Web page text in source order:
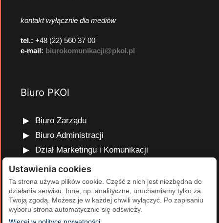
kontakt wyłącznie dla mediów
tel.: +48 (22) 560 37 00
e-mail: biurokomunikacji@pkol.pl
Biuro PKOl
Biuro Zarządu
Biuro Administracji
Dział Marketingu i Komunikacji
Dział Edukacji Olimpijskiej
Dział Finansów i Kadr
Dział Projektów Olimpijskich
Dział Programów Rozwojowych
Ustawienia cookies
Ta strona używa plików cookie. Część z nich jest niezbędna do
działania serwisu. Inne, np. analityczne, uruchamiamy tylko za
Twoją zgodą. Możesz je w każdej chwili wyłączyć. Po zapisaniu
wyboru strona automatycznie się odświeży.
(otwiera się w nowej karcie)